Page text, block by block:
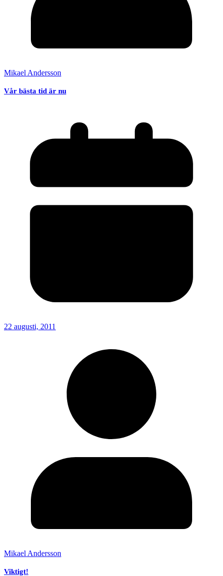
Mikael Andersson
Vår bästa tid är nu
22 augusti, 2011
Mikael Andersson
Viktigt!